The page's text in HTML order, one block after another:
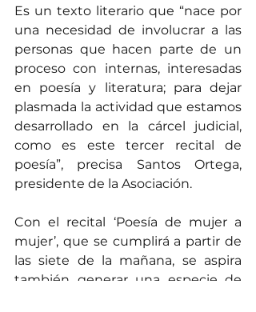
Es un texto literario que “nace por
una necesidad de involucrar a las
personas que hacen parte de un
proceso con internas, interesadas
en poesía y literatura; para dejar
plasmada la actividad que estamos
desarrollado en la cárcel judicial,
como es este tercer recital de
poesía”, precisa Santos Ortega,
presidente de la Asociación.
Con el recital ‘Poesía de mujer a
mujer’, que se cumplirá a partir de
las siete de la mañana, se aspira
también generar una especie de